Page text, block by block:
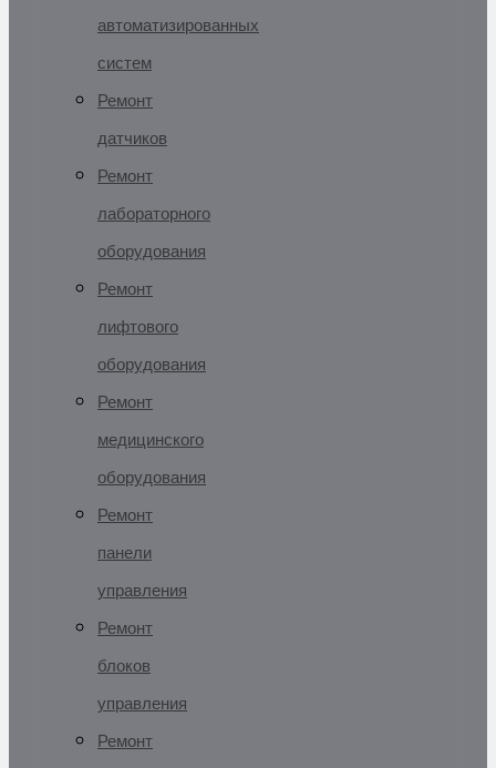
автоматизированных
систем
Ремонт
датчиков
Ремонт
лабораторного
оборудования
Ремонт
лифтового
оборудования
Ремонт
медицинского
оборудования
Ремонт
панели
управления
Ремонт
блоков
управления
Ремонт